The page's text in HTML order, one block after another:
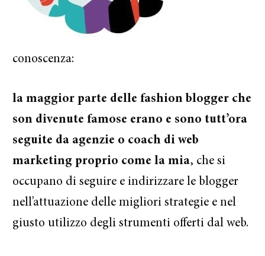
conoscenza:
la maggior parte delle fashion blogger che
son divenute famose erano e sono tutt’ora
seguite da agenzie o coach di web
marketing proprio come la mia, che si
occupano di seguire e indirizzare le blogger
nell’attuazione delle migliori strategie e nel
giusto utilizzo degli strumenti offerti dal web.